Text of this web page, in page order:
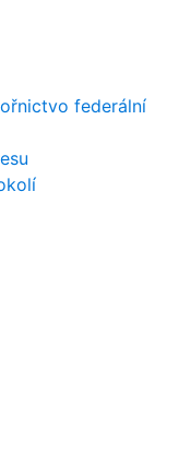
federální